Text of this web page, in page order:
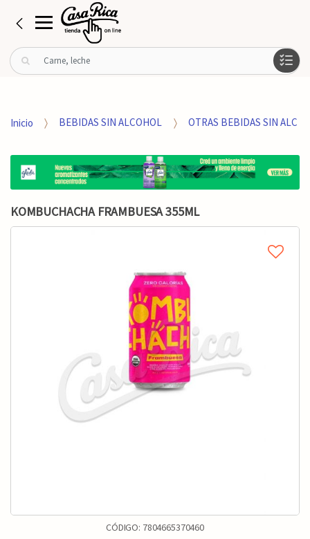
B
u
r
o
Inicio BEBIDAS SIN ALCOHOL OTRAS BEBIDAS SIN ALC
KOMBUCHACHA FRAMBUESA 355ML
CÓDIGO: 7804665370460